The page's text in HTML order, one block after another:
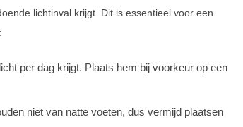
lichtinval krijgt. Dit is essentieel voor een
per dag krijgt. Plaats hem bij voorkeur op een
niet van natte voeten, dus vermijd plaatsen